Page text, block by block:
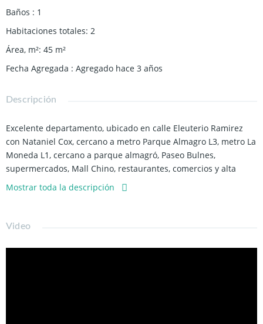
Baños : 1
Habitaciones totales: 2
Área, m²: 45 m²
Fecha Agregada : Agregado hace 3 años
Descripción
Excelente departamento, ubicado en calle Eleuterio Ramirez
con Nataniel Cox, cercano a metro Parque Almagro L3, metro La
Moneda L1, cercano a parque almagró, Paseo Bulnes,
supermercados, Mall Chino, restaurantes, comercios y alta
conectividad con locomoción.
-Living con salida a terraza (4m2 aprox).
-Piso 7.
Mostrar toda la descripción
Video